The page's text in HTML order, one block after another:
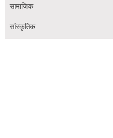
सामाजिक
सांस्कृतिक